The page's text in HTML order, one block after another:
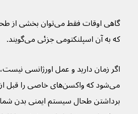
گاهی اوقات فقط
که به آن اسپلنکتومی جزئی می‌گویند.
اگر زمان دارید و عمل اورژانسی
می‌شود که واکسن‌های خاصی
برداشتن طحال سیستم ایمنی بدن